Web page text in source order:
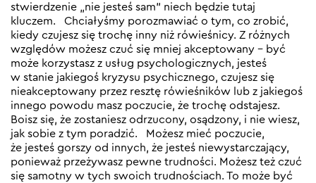
stwierdzenie „nie jesteś sam” niech będzie tutaj
kluczem. Chciałyśmy porozmawiać o tym, co zrobić,
kiedy czujesz się trochę inny niż rówieśnicy. Z różnych
względów możesz czuć się mniej akceptowany – być
może korzystasz z usług psychologicznych, jesteś
w stanie jakiegoś kryzysu psychicznego, czujesz się
nieakceptowany przez resztę rówieśników lub z jakiegoś
innego powodu masz poczucie, że trochę odstajesz.
Boisz się, że zostaniesz odrzucony, osądzony, i nie wiesz,
jak sobie z tym poradzić. Możesz mieć poczucie,
że jesteś gorszy od innych, że jesteś niewystarczający,
ponieważ przeżywasz pewne trudności. Możesz też czuć
się samotny w tych swoich trudnościach. To może być